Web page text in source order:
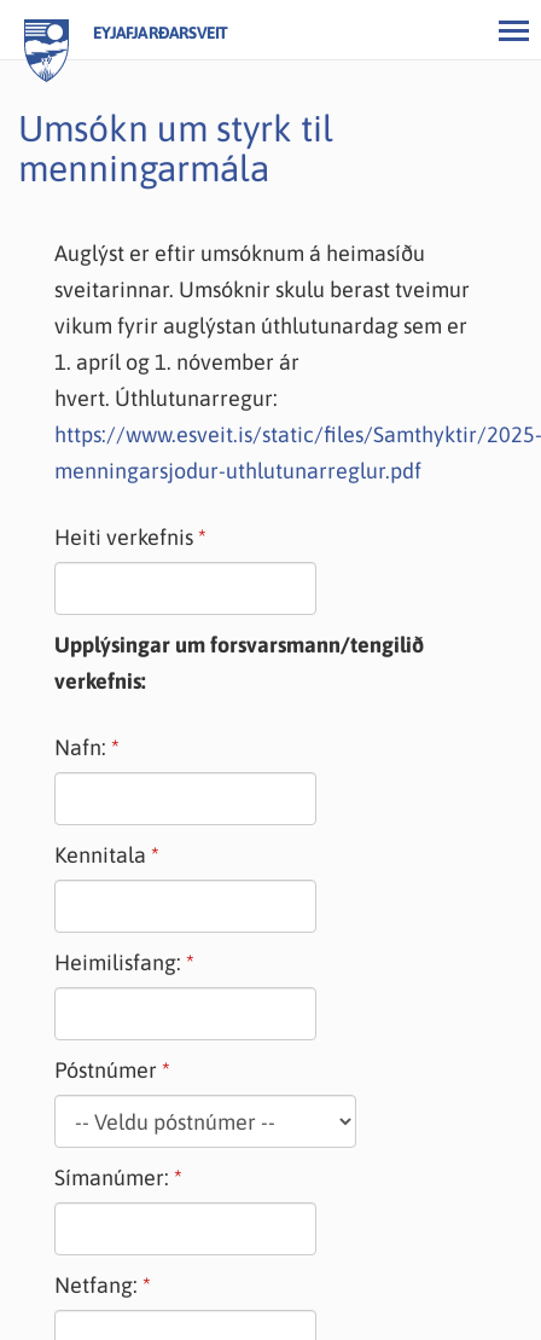
EYJAFJARÐARSVEIT
Umsókn um styrk til
menningarmála
Auglýst er eftir umsóknum á heimasíðu
sveitarinnar. Umsóknir skulu berast tveimur
vikum fyrir auglýstan úthlutunardag sem er
1. apríl og 1. nóvember ár
hvert. Úthlutunarregur:
https://www.esveit.is/static/files/Samthyktir/2025-
menningarsjodur-uthlutunarreglur.pdf
Heiti verkefnis
Upplýsingar um forsvarsmann/tengilið
verkefnis:
Nafn:
Kennitala
Heimilisfang:
Póstnúmer
Símanúmer:
Netfang: